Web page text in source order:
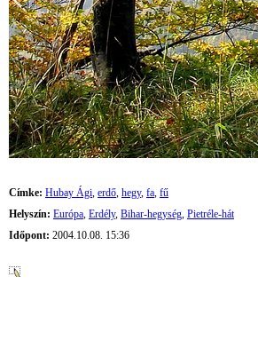
Címke: Hubay Ági, erdő, hegy, fa, fű
Helyszín: Európa, Erdély, Bihar-hegység, Pietréle-hát
Időpont: 2004.10.08. 15:36